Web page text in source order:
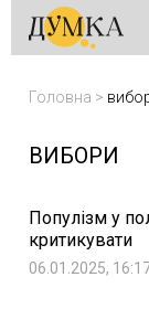
Головна >
ВИБОРИ
Популізм у
критикувати
06.01.2025,